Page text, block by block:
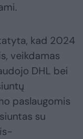
kad 2024
veikdamas
DHL bei
paslaugomis
su